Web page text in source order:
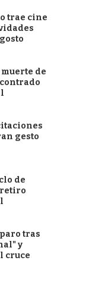
trae cine
de
gesto
de
tras
y
cruce